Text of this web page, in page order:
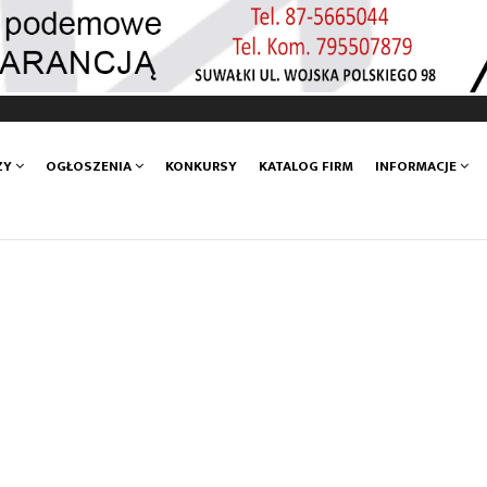
OGŁOSZENIA KONKURSY KATALOG FIRM INFORMACJE